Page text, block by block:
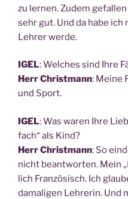
zu ler­nen. Zudem
sehr gut. Und da habe
Leh­rer werde.
IGEL: Wel­ches sind Ihre
Herr Christ­mann: Mei­ne
und Sport.
IGEL: Was waren Ihre
fach“ als Kind?
Herr Christ­mann: So
nicht beant­wor­ten. Mein
lich Fran­zö­sisch. Ich
dama­li­gen Leh­re­rin. Und